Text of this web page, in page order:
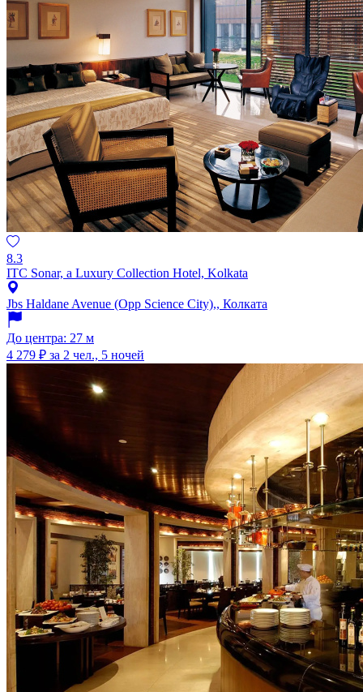
8.3
ITC Sonar, a Luxury Collection Hotel, Kolkata
Jbs Haldane Avenue (Opp Science City),, Колката
До центра: 27 м
4 279 ₽ за 2 чел., 5 ночей